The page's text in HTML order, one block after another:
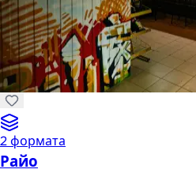
2формата
Райо